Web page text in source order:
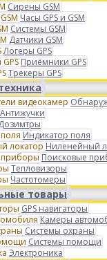
Сирены GSM
Часы GPS и GSM
Системы GSM
Датчики GSM
Логеры GPS
Приёмники GPS
Трекеры GPS
Антижучки
Индикатор поля
Ниленейный
Поисковые
Тепловизоры
Частотомеры
товары
GPS навигаторы
Камеры
Системы охраны
Системы помощи
Электроника